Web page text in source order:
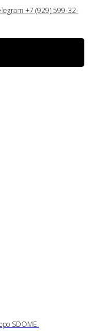
+7 (929) 599-32-
SDOME.